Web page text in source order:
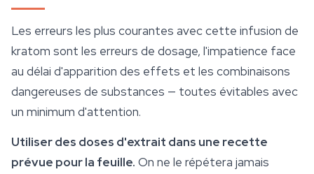
Les erreurs les plus courantes avec cette infusion de
kratom sont les erreurs de dosage, l'impatience face
au délai d'apparition des effets et les combinaisons
dangereuses de substances — toutes évitables avec
un minimum d'attention.
Utiliser des doses d'extrait dans une recette
prévue pour la feuille. On ne le répétera jamais